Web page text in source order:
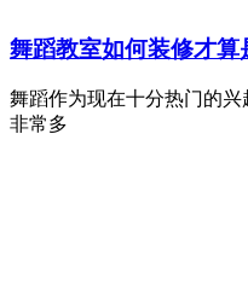
舞蹈教室如何装修才算
舞蹈作为现在十分热门的
非常多